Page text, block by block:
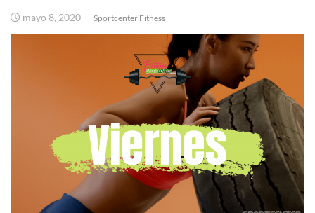
mayo 8, 2020 Sportcenter Fitness